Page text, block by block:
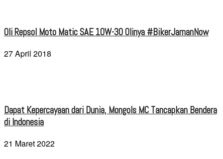
Oli Repsol Moto Matic SAE 10W-30 Olinya #BikerJamanNow
27 April 2018
Dapat Kepercayaan dari Dunia, Mongols MC Tancapkan Bendera
di Indonesia
21 Maret 2022